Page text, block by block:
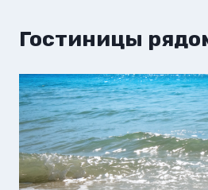
Гостиницы